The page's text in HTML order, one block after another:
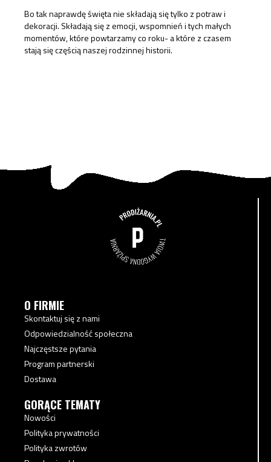
Bo tak naprawdę święta nie składają się tylko z potraw i
dekoracji. Składają się z emocji, wspomnień i tych małych
momentów, które powtarzamy co roku- a które z czasem
stają się częścią naszej rodzinnej historii.
O FIRMIE
Skontaktuj się z nami
Odpowiedzialność społeczna
Najczęstsze pytania
Program partnerski
Dostawa
GORĄCE TEMATY
Nowości
Polityka prywatności
Polityka zwrotów